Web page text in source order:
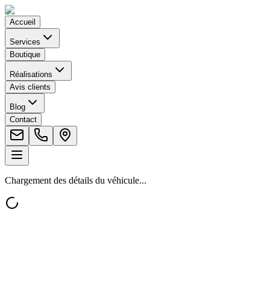
Accueil
Services
Boutique
Réalisations
Avis clients
Blog
Contact
Chargement des détails du véhicule...